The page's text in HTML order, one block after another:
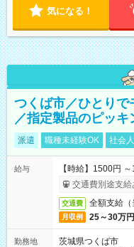
気になる！
つくば市／ひとりで
／指定製品のピッ
派遣 職種未経験OK 社会
給与
【時給】1500円
交通費別途支給
交通費 全額支給（
月収例 25～30万円
勤務地
茨城県つくば市